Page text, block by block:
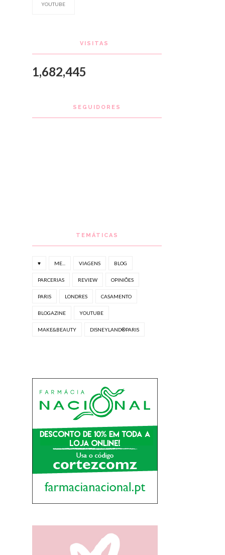
YOUTUBE
VISITAS
1,682,445
SEGUIDORES
TEMÁTICAS
♥ ME... VIAGENS BLOG
PARCERIAS REVIEW OPINIÕES
PARIS LONDRES CASAMENTO
BLOGAZINE YOUTUBE
MAKE&BEAUTY DISNEYLAND®PARIS